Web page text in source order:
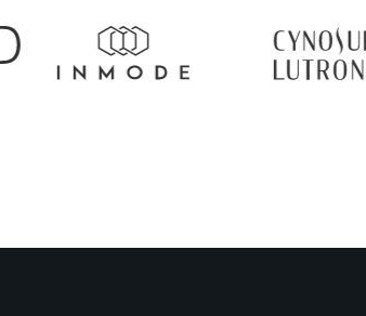
dengan standar internasional.
untuk prosedur lifting dan contouring wajah
digunakan dalam perawatan skin booster dan
Teknologi InMode dimanfaatkan